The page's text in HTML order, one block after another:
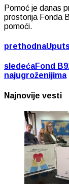
Pomoć je danas
prostorija Fonda
pomoći.
prethodna
sledećaFond
najugroženijima
Najnovije vesti